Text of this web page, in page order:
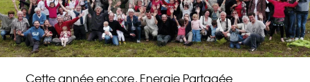
Énergie Partagée accompagne les initiatives
de production d'énergie renouvelable qui
associent les habitants et acteurs de leur
Cette année encore, Energie Partagée